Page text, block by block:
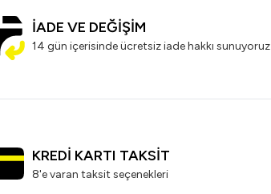
İADE VE DEĞİŞİM
14 gün içerisinde ücretsiz iade hakkı sunuyoruz
KREDİ KARTI TAKSİT
8'e varan taksit seçenekleri